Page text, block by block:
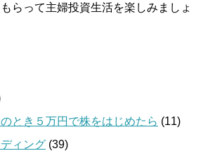
らって主婦投資生活を楽しみましょ
とき５万円で株をはじめたら (11)
ィング (39)